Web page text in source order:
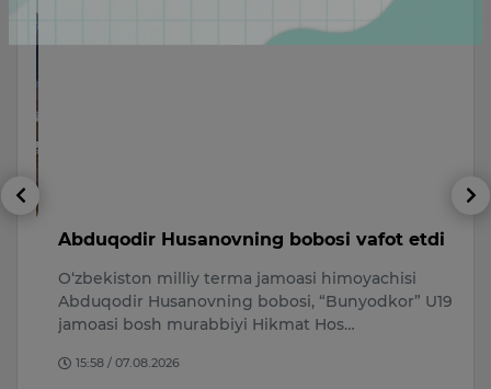
Abduqodir Husanovning bobosi vafot etdi
O‘zbekiston milliy terma jamoasi himoyachisi
Abduqodir Husanovning bobosi, “Bunyodkor” U19
jamoasi bosh murabbiyi Hikmat Hos…
15:58 / 07.08.2026